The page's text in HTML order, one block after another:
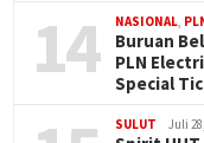
14 NASIONAL
Buruan
PLN
Special
SULUT Juli